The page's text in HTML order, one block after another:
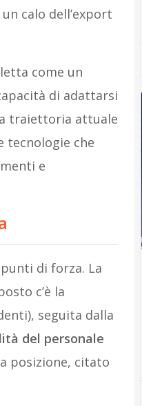
calo dell’export
come un
di adattarsi
traiettoria attuale
tecnologie che
e
di forza. La
c’è la
seguita dalla
del personale
posizione, citato